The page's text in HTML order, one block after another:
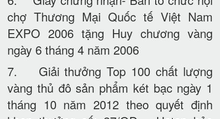
chợ Thương Mại Quốc tế Việt Nam
EXPO 2006 tặng Huy chương vàng
ngày 6 tháng 4 năm 2006
7. Giải thưởng Top 100 chất lượng
vàng thủ đô sản phẩm két bạc ngày 1
tháng 10 năm 2012 theo quyết định